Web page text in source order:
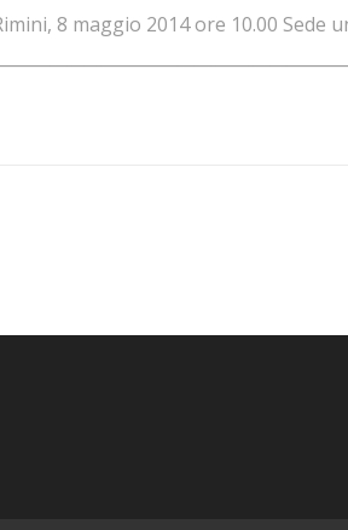
8 maggio 2014 ore 10.00 Sede